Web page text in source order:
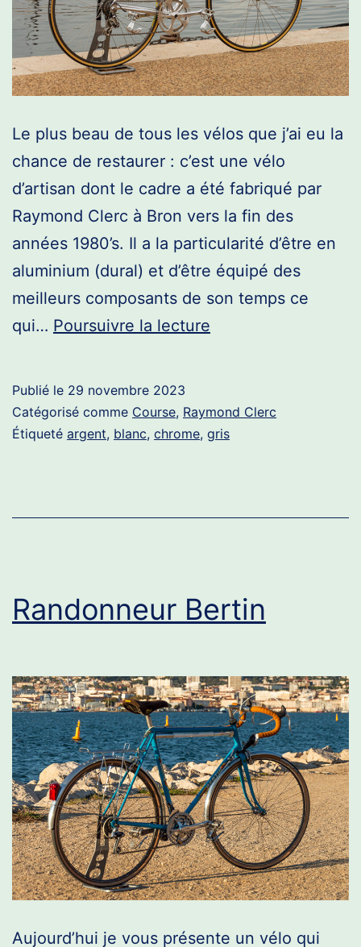
Le plus beau de tous les vélos que j’ai eu la
chance de restaurer : c’est une vélo
d’artisan dont le cadre a été fabriqué par
Raymond Clerc à Bron vers la fin des
années 1980’s. Il a la particularité d’être en
aluminium (dural) et d’être équipé des
meilleurs composants de son temps ce
qui… Poursuivre la lecture
artisanal
Publié le 29 novembre 2023
Catégorisé comme Course, Raymond Clerc
Étiqueté argent, blanc, chrome, gris
Randonneur Bertin
Aujourd’hui je vous présente un vélo qui